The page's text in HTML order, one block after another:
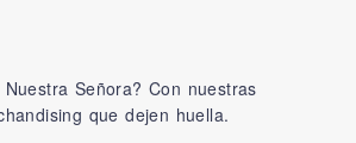
Señora? Con nuestras
que dejen huella.